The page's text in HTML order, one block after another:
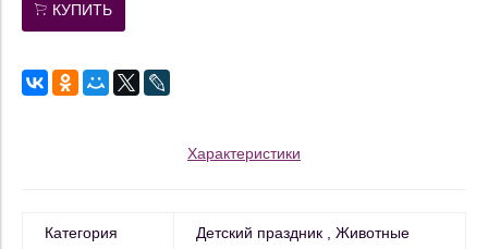
КУПИТЬ
Характеристики
Категория Детский праздник Животные